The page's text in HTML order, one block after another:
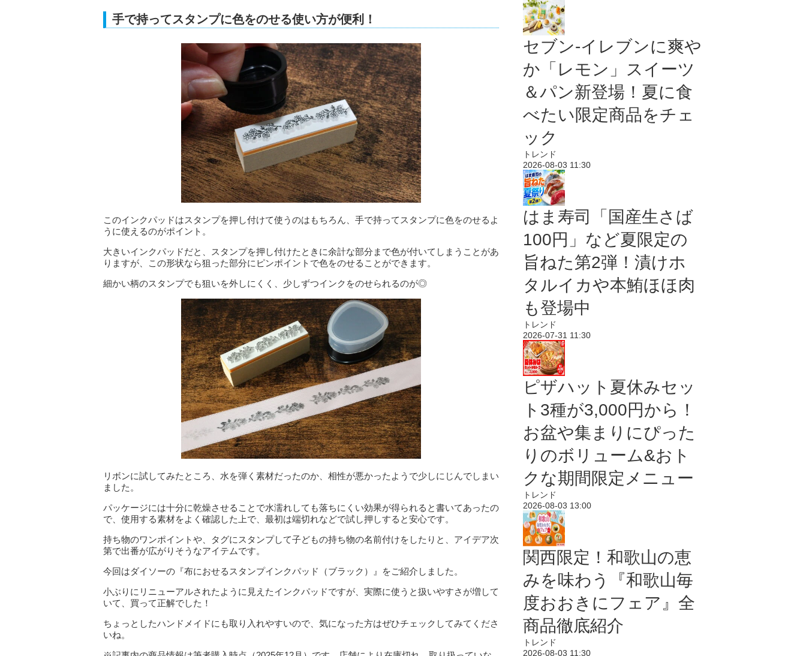
手で持ってスタンプに色をのせる使い方が便利！
このインクパッドはスタンプを押し付けて使うのはもちろん、手で持ってスタンプに色をのせるよ
うに使えるのがポイント。
大きいインクパッドだと、スタンプを押し付けたときに余計な部分まで色が付いてしまうことがあ
りますが、この形状なら狙った部分にピンポイントで色をのせることができます。
細かい柄のスタンプでも狙いを外しにくく、少しずつインクをのせられるのが◎
リボンに試してみたところ、水を弾く素材だったのか、相性が悪かったようで少しにじんでしまい
ました。
パッケージには十分に乾燥させることで水濡れしても落ちにくい効果が得られると書いてあったの
で、使用する素材をよく確認した上で、最初は端切れなどで試し押しすると安心です。
持ち物のワンポイントや、タグにスタンプして子どもの持ち物の名前付けをしたりと、アイデア次
第で出番が広がりそうなアイテムです。
今回はダイソーの『布におせるスタンプインクパッド（ブラック）』をご紹介しました。
小ぶりにリニューアルされたように見えたインクパッドですが、実際に使うと扱いやすさが増して
いて、買って正解でした！
ちょっとしたハンドメイドにも取り入れやすいので、気になった方はぜひチェックしてみてくださ
いね。
セブン‐イレブンに爽や
か「レモン」スイーツ
＆パン新登場！夏に食
べたい限定商品をチェ
ック
トレンド
2026-08-03 11:30
はま寿司「国産生さば
100円」など夏限定の
旨ねた第2弾！漬けホ
タルイカや本鮪ほほ肉
も登場中
トレンド
2026-07-31 11:30
ピザハット夏休みセッ
ト3種が3,000円から！
お盆や集まりにぴった
りのボリューム&おト
クな期間限定メニュー
トレンド
2026-08-03 13:00
関西限定！和歌山の恵
みを味わう『和歌山毎
度おおきにフェア』全
商品徹底紹介
トレンド
2026-08-03 11:30